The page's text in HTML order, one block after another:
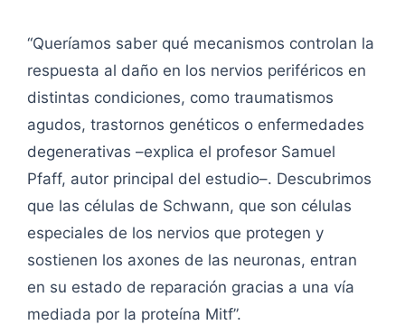
“Queríamos saber qué mecanismos controlan la
respuesta al daño en los nervios periféricos en
distintas condiciones, como traumatismos
agudos, trastornos genéticos o enfermedades
degenerativas –explica el profesor Samuel
Pfaff, autor principal del estudio–. Descubrimos
que las células de Schwann, que son células
especiales de los nervios que protegen y
sostienen los axones de las neuronas, entran
en su estado de reparación gracias a una vía
mediada por la proteína Mitf”.